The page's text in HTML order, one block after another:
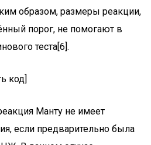
образом, размеры реакции,
порог, не помогают в
теста[6].
код]
Манту не имеет
если предварительно была